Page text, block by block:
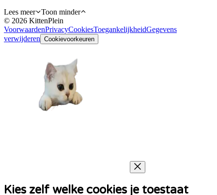
Lees meer
Toon minder
© 2026 KittenPlein
VoorwaardenPrivacyCookiesToegankelijkheidGegevens
verwijderen Cookievoorkeuren
Kies zelf welke cookies je toestaat